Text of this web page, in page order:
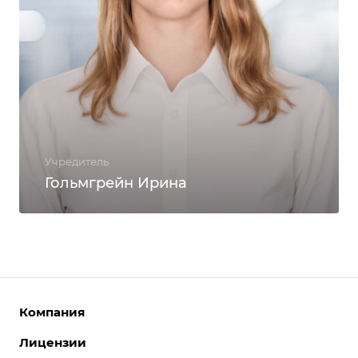
Учредитель
Гольмгрейн Ирина
Компания
О компании
Лицензии